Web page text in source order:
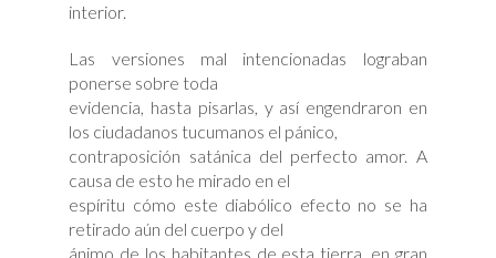
interior.
Las versiones mal intencionadas lograban
ponerse sobre toda
evidencia, hasta pisarlas, y así engendraron en
los ciudadanos tucumanos el pánico,
contraposición satánica del perfecto amor. A
causa de esto he mirado en el
espíritu cómo este diabólico efecto no se ha
retirado aún del cuerpo y del
ánimo de los habitantes de esta tierra, en gran